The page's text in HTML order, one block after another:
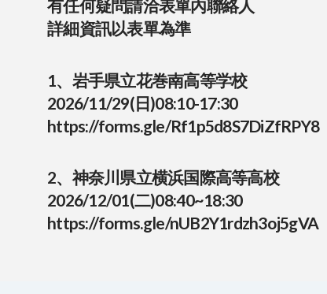
有任何疑問請洽表單內聯絡人
詳細資訊以表單為準
1、岩手県立花巻南高等学校
2026/11/29(日)08:10-17:30
https://forms.gle/Rf1p5d8S7DiZfRPY8
2、神奈川県立横浜国際高等高校
2026/12/01(二)08:40~18:30
https://forms.gle/nUB2Y1rdzh3oj5gVA